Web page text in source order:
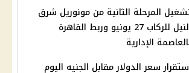
المرحلة الثانية من مونوريل شرق
النيل للركاب 27 يونيو وربط القاهرة
الإدارية
سعر الدولار مقابل الجنيه اليوم